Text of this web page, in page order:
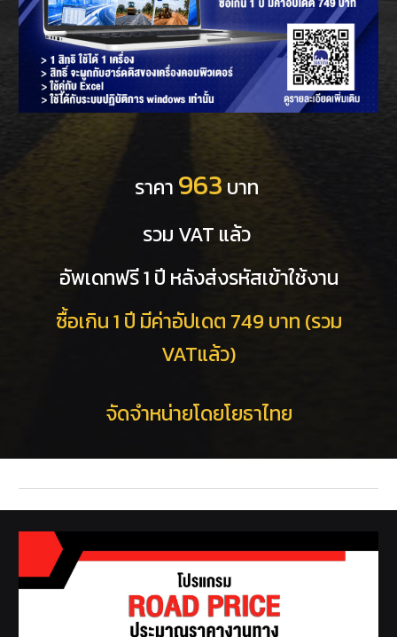
ราคา 963 บาท
รวม VAT แล้ว
อัพเดทฟรี 1 ปี หลังส่งรหัสเข้าใช้งาน
ซื้อเกิน 1 ปี มีค่าอัปเดต 749 บาท (รวม
VATแล้ว)
จัดจำหน่ายโดยโยธาไทย